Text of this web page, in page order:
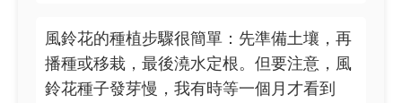
風鈴花的種植步驟很簡單：先準備土壤，再
播種或移栽，最後澆水定根。但要注意，風
鈴花種子發芽慢，我有時等一個月才看到